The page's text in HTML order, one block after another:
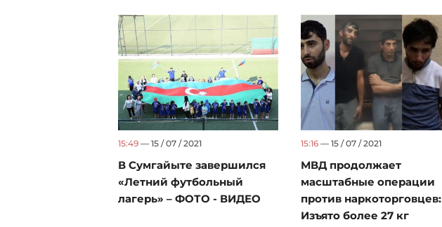
15:49 — 15 / 07 / 2021
В Сумгайыте завершился
«Летний футбольный
лагерь» – ФОТО - ВИДЕО
15:16 — 15 / 07 / 2021
МВД продолжает
масштабные операции
против наркоторговцев:
Изъято более 27 кг